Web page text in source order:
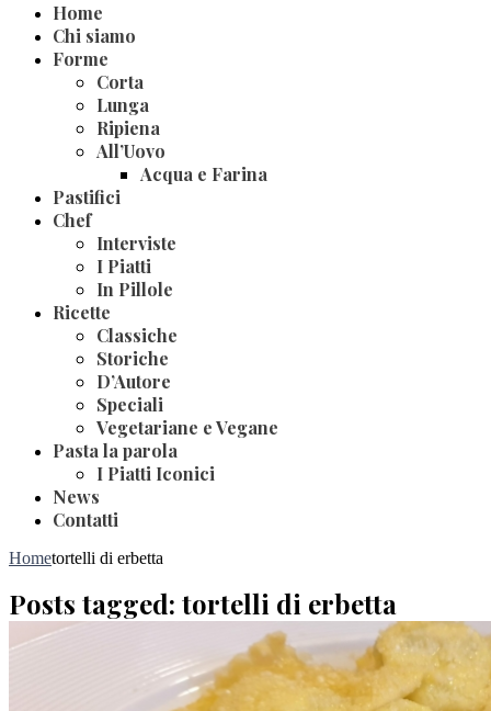
Home
Chi siamo
Forme
Corta
Lunga
Ripiena
All’Uovo
Acqua e Farina
Pastifici
Chef
Interviste
I Piatti
In Pillole
Ricette
Classiche
Storiche
D’Autore
Speciali
Vegetariane e Vegane
Pasta la parola
I Piatti Iconici
News
Contatti
Hometortelli di erbetta
Posts tagged: tortelli di erbetta